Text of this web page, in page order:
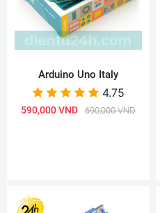
Arduino Uno Italy
4.75
590,000 VND 690,000 VND